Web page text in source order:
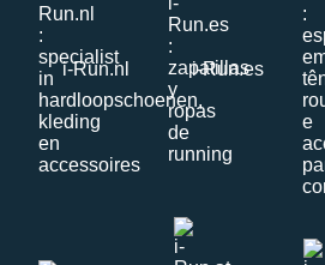
i-Run.nl i-Run.es